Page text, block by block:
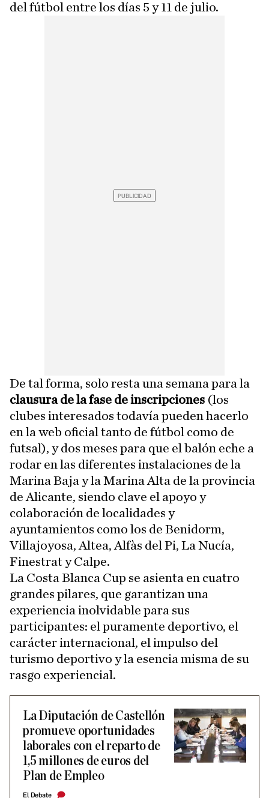
del fútbol entre los días 5 y 11 de julio.
De tal forma, solo resta una semana para la
clausura de la fase de inscripciones (los
clubes interesados todavía pueden hacerlo
en la web oficial tanto de fútbol como de
futsal), y dos meses para que el balón eche a
rodar en las diferentes instalaciones de la
Marina Baja y la Marina Alta de la provincia
de Alicante, siendo clave el apoyo y
colaboración de localidades y
ayuntamientos como los de Benidorm,
Villajoyosa, Altea, Alfàs del Pi, La Nucía,
Finestrat y Calpe.
La Costa Blanca Cup se asienta en cuatro
grandes pilares, que garantizan una
experiencia inolvidable para sus
participantes: el puramente deportivo, el
carácter internacional, el impulso del
turismo deportivo y la esencia misma de su
rasgo experiencial.
La Diputación de Castellón
promueve oportunidades
laborales con el reparto de
1,5 millones de euros del
Plan de Empleo
El Debate